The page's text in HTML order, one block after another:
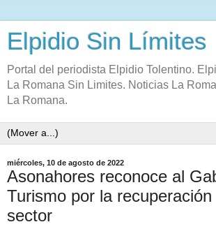
Elpidio Sin Límites
Portal del periodista Elpidio Tolentino.
La Romana Sin Limites. Noticias La
La Romana.
miércoles, 10 de agosto de 2022
Asonahores reconoce al
Turismo por la
sector